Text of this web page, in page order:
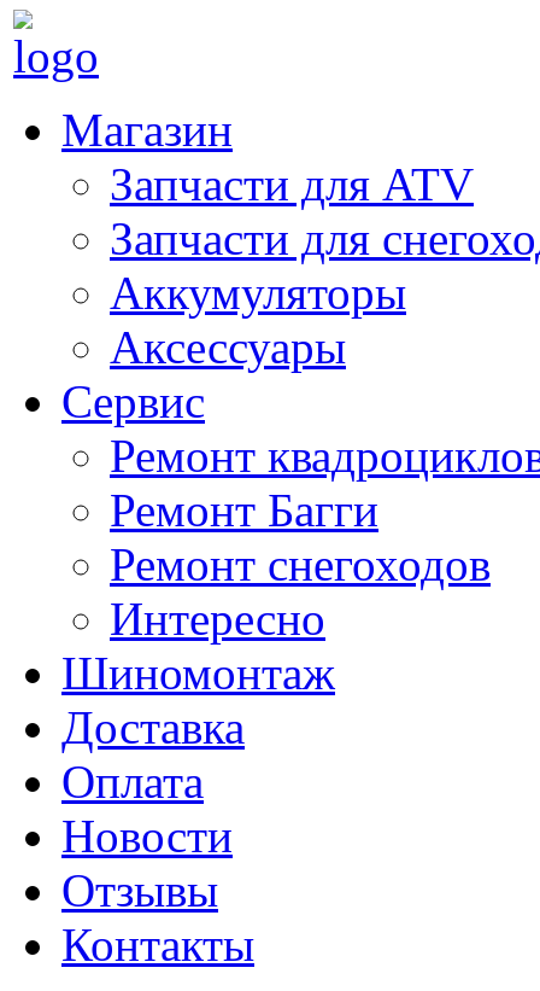
Магазин
Запчасти для ATV
Запчасти для
Аккумуляторы
Аксессуары
Сервис
Ремонт
Ремонт Багги
Ремонт снегоходов
Интересно
Шиномонтаж
Доставка
Оплата
Новости
Отзывы
Контакты